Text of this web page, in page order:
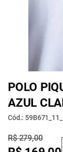
POLO
AZUL
Cód.:
R$ 279,00